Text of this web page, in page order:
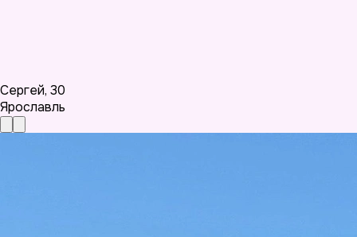
Сергей, 30
Ярославль